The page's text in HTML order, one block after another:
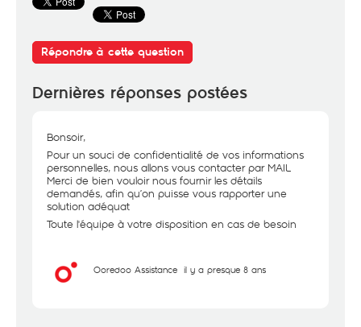
Répondre à cette question
Dernières réponses postées
Bonsoir,
Pour un souci de confidentialité de vos informations
personnelles, nous allons vous contacter par MAIL
Merci de bien vouloir nous fournir les détails
demandés, afin qu’on puisse vous rapporter une
solution adéquat
Toute l'équipe à votre disposition en cas de besoin
Ooredoo Assistance il y a presque 8 ans